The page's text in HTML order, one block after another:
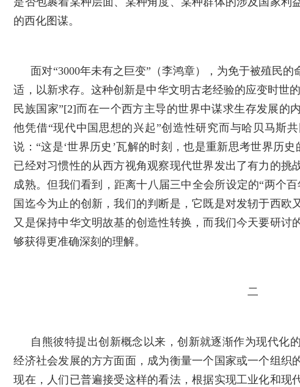
的西化图谋。
面对“3000年未有之巨变”（李鸿章），为免于被殖民
适，以新求存。这种创新是中华文明古老经验的应变时世
民族国家”[2]而在一个西方主导的世界中谋求生存发展的
他凭借“现代中国思想的兴起”创造性研究而与哈贝马斯
说：“这是‘世界历史’瓦解的时刻，也是重新思考世界历史
已经对习惯性的从西方视角观察现代世界发出了有力的挑
成熟。但我们看到，距离十八届三中全会所设定的“两个
国迄今为止的创新，我们的判断是，它既是对发轫于西欧
又是保持中华文明故基的创造性转换，而我们今天要研讨
够获得更准确深刻的理解。
二
自熊彼特提出创新概念以来，创新就逐渐作为现代化
经济社会发展的方方面面，成为衡量一个国家或一个组织
现在，人们已普遍接受这样的看法，根据实现工业化和现